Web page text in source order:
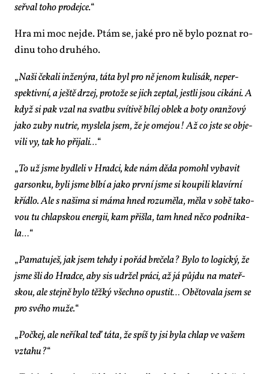
se­řval to­ho pro­dej­ce.“
Hra mi moc nejde. Ptám se, ja­ké pro ně by­lo po­znat ro­
di­nu to­ho dru­hé­ho.
„Na­ši če­ka­li in­že­ný­ra, tá­ta byl pro ně je­nom ku­li­sák, ne­per­
spek­tiv­ní, a ješ­tě dr­zej, pro­to­že se jich ze­ptal, jest­li jsou ci­ká­ni. A
když si pak vzal na svat­bu sví­ti­vě bí­lej ob­lek a bo­ty oran­žo­vý
ja­ko zu­by nu­trie, mys­le­la jsem, že je omej­ou! Až co jste se ob­je­
vi­li vy, tak ho při­ja­li…“
„To už jsme byd­le­li v Hrad­ci, kde nám dě­da po­mohl vy­ba­vit
gar­son­ku, by­li jsme bl­bí a ja­ko prv­ní jsme si kou­pi­li kla­vír­ní
kří­d­lo. Ale s na­ši­ma si má­ma hned ro­zu­mě­la, mě­la v so­bě ta­ko­
vou tu chlap­skou ener­gii, kam při­šla, tam hned ně­co pod­ni­ka­
la…“
„Pa­ma­tu­ješ, jak jsem teh­dy i po­řád bre­če­la? By­lo to lo­gic­ký, že
jsme šli do Hrad­ce, aby sis udr­žel prá­ci, až já pů­jdu na ma­teř­
skou, ale stej­ně by­lo těž­ký všech­no opus­tit… Obě­to­va­la jsem se
pro své­ho mu­že.“
„Po­čkej, ale ne­ří­kal teď tá­ta, že spíš ty jsi by­la chlap ve va­šem
vzta­hu?“